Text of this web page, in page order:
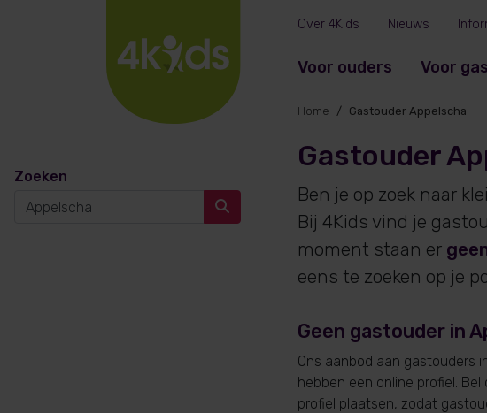
Voor ouders Voor
Over 4Kids Nieuws
Zoeken
Home Gastouder Appelscha
Gastouder
Ben je op zoek naar
Bij 4Kids vind je
moment staan er
eens te zoeken op je
Geen gastouder in
Ons aanbod aan gastouders
hebben een online profiel.
profiel plaatsen, zodat